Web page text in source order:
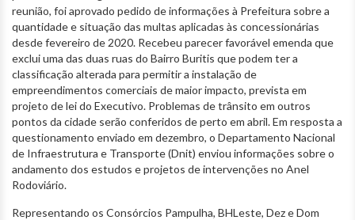
reunião, foi aprovado pedido de informações à Prefeitura sobre a
quantidade e situação das multas aplicadas às concessionárias
desde fevereiro de 2020. Recebeu parecer favorável emenda que
exclui uma das duas ruas do Bairro Buritis que podem ter a
classificação alterada para permitir a instalação de
empreendimentos comerciais de maior impacto, prevista em
projeto de lei do Executivo. Problemas de trânsito em outros
pontos da cidade serão conferidos de perto em abril. Em resposta a
questionamento enviado em dezembro, o Departamento Nacional
de Infraestrutura e Transporte (Dnit) enviou informações sobre o
andamento dos estudos e projetos de intervenções no Anel
Rodoviário.
Representando os Consórcios Pampulha, BHLeste, Dez e Dom